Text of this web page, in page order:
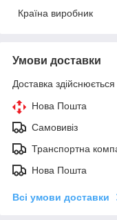
Країна виробник
Умови доставки
Доставка
Нова Пошта
Самовивіз
Транспортна
Нова Пошта
Всі умови доставки